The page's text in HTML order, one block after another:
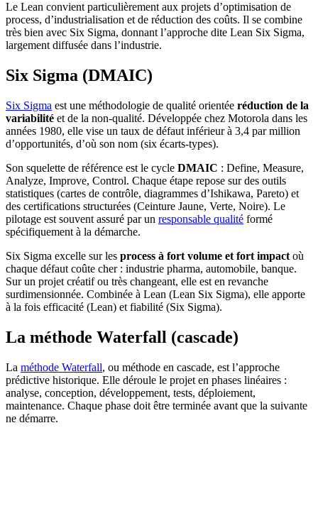
Le Lean convient particulièrement aux projets d’optimisation de
process, d’industrialisation et de réduction des coûts. Il se combine
très bien avec Six Sigma, donnant l’approche dite Lean Six Sigma,
largement diffusée dans l’industrie.
Six Sigma (DMAIC)
Six Sigma est une méthodologie de qualité orientée réduction de la
variabilité et de la non-qualité. Développée chez Motorola dans les
années 1980, elle vise un taux de défaut inférieur à 3,4 par million
d’opportunités, d’où son nom (six écarts-types).
Son squelette de référence est le cycle DMAIC : Define, Measure,
Analyze, Improve, Control. Chaque étape repose sur des outils
statistiques (cartes de contrôle, diagrammes d’Ishikawa, Pareto) et
des certifications structurées (Ceinture Jaune, Verte, Noire). Le
pilotage est souvent assuré par un responsable qualité formé
spécifiquement à la démarche.
Six Sigma excelle sur les process à fort volume et fort impact où
chaque défaut coûte cher : industrie pharma, automobile, banque.
Sur un projet créatif ou très changeant, elle est en revanche
surdimensionnée. Combinée à Lean (Lean Six Sigma), elle apporte
à la fois efficacité (Lean) et fiabilité (Six Sigma).
La méthode Waterfall (cascade)
La méthode Waterfall, ou méthode en cascade, est l’approche
prédictive historique. Elle déroule le projet en phases linéaires :
analyse, conception, développement, tests, déploiement,
maintenance. Chaque phase doit être terminée avant que la suivante
ne démarre.